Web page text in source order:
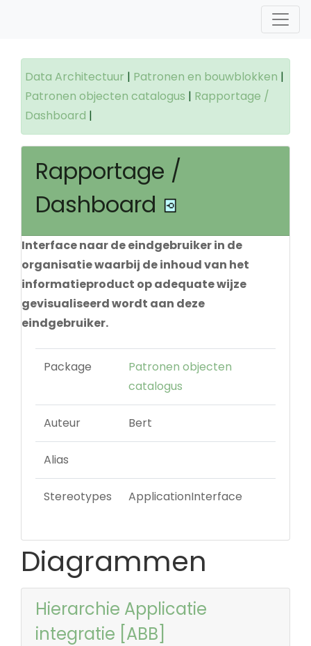
Data Architectuur | Patronen en bouwblokken |
Patronen objecten catalogus | Rapportage /
Dashboard |
Rapportage /
Dashboard
Interface naar de eindgebruiker in de
organisatie waarbij de inhoud van het
informatieproduct op adequate wijze
gevisualiseerd wordt aan deze
eindgebruiker.
Package
Patronen objecten
catalogus
Auteur Bert
Alias
Stereotypes ApplicationInterface
Diagrammen
Hierarchie Applicatie
integratie [ABB]